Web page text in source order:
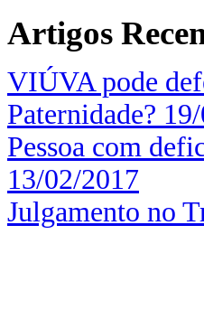
Artigos
VIÚVA pode
Paternidade?
Pessoa com
13/02/2017
Julgamento no